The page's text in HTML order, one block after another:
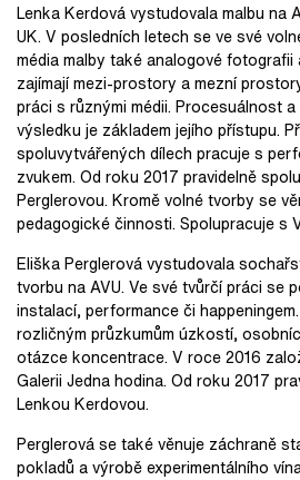
Lenka Kerdová vystudovala malbu na
UK. V posledních letech se ve své
média malby také analogové fotografii
zajímají mezi-prostory a mezní
práci s různými médii. Procesuálnost
výsledku je základem jejího přístupu.
spoluvytvářených dílech pracuje s
zvukem. Od roku 2017 pravidelně
Perglerovou. Kromě volné tvorby se
pedagogické činnosti. Spolupracuje s
Eliška Perglerová vystudovala
tvorbu na AVU. Ve své tvůrčí práci se
instalací, performance či
rozličným průzkumům úzkostí,
otázce koncentrace. V roce 2016
Galerii Jedna hodina. Od roku 2017
Lenkou Kerdovou.
Perglerová se také věnuje záchraně
pokladů a výrobě experimentálního